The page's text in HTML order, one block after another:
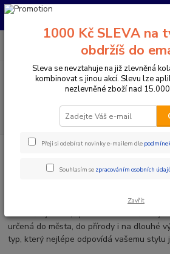
Pro nachystání kola / doplňků na prodejně si
CZK
PO-PÁ 10:00-17:00 | SO: 9:00-12:00
Jízdní kola
Jízdní kola
najdete
rekreační jezdce, sportovce i náročné
určená do města, do přírody i na dlouhé
typ, který nejlépe odpovídá vašemu stylu
1000 Kč SLEVA na
obdržíš do
Sleva se nevztahuje na již zlevněná
kombinovat s jinou akcí. Slevu lze
nezlevněné zboží nad
Přeji si odebírat novinky e-mailem dle
Souhlasím se zpracováním osobních
Zavřít